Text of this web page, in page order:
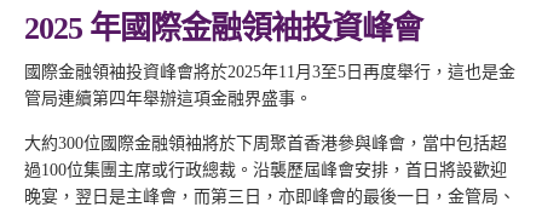
2025 年國際金融領袖投資峰會
國際金融領袖投資峰會將於2025年11月3至5日再度舉行，這也是金
管局連續第四年舉辦這項金融界盛事。
大約300位國際金融領袖將於下周聚首香港參與峰會，當中包括超
過100位集團主席或行政總裁。沿襲歷屆峰會安排，首日將設歡迎
晚宴，翌日是主峰會，而第三日，亦即峰會的最後一日，金管局、